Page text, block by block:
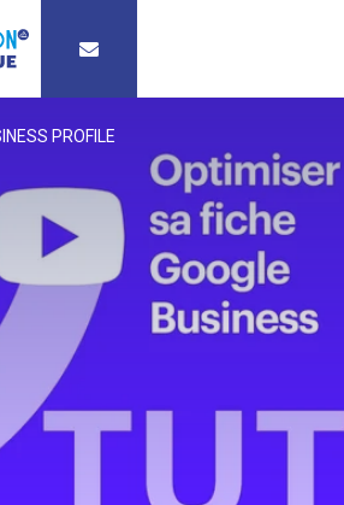
PROFILE